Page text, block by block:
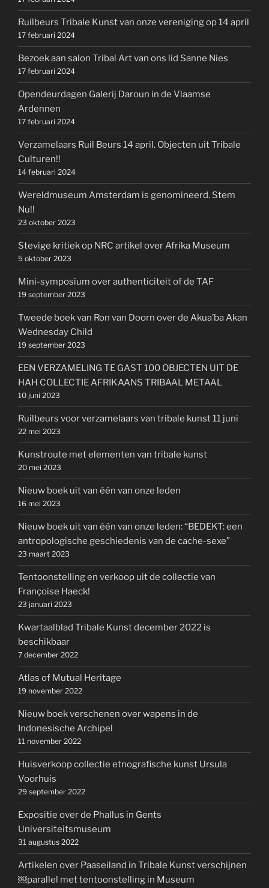
Ruilbeurs Tribale Kunst van onze vereniging op 14 april
17 februari 2024
Bezoek aan salon Tribal Art van ons lid Sanne Nies
17 februari 2024
Opendeurdagen Galerij Daroun in de Vlaamse
Ardennen
17 februari 2024
Verzamelaars Ruil Beurs 14 april. Objecten uit Tribale
Culturen!!
14 februari 2024
Wereldmuseum Amsterdam is genomineerd. Stem
Nu!!
23 oktober 2023
Stevige kritiek op NRC artikel over Afrika Museum
5 oktober 2023
Mini-symposium over authenticiteit of de TAF
19 september 2023
Tweede boek van Ron van Doorn over de Akua’ba Akan
Wednesday Child
19 september 2023
EEN VERZAMELING TE GAST 100 OBJECTEN UIT DE
HAH COLLECTIE AFRIKAANS TRIBAAL METAAL
10 juni 2023
Ruilbeurs voor verzamelaars van tribale kunst 11 juni
22 mei 2023
Kunstroute met elementen van tribale kunst
20 mei 2023
Nieuw boek uit van één van onze leden
16 mei 2023
Nieuw boek uit van één van onze leden: “BEDEKT: een
antropologische geschiedenis van de cache-sexe”
23 maart 2023
Tentoonstelling en verkoop uit de collectie van
Françoise Haeck!
23 januari 2023
Kwartaalblad Tribale Kunst december 2022 is
beschikbaar
7 december 2022
Atlas of Mutual Heritage
19 november 2022
Nieuw boek verschenen over wapens in de
Indonesische Archipel
11 november 2022
Huisverkoop collectie etnografische kunst Ursula
Voorhuis
29 september 2022
Expositie over de Phallus in Gents
Universiteitsmuseum
31 augustus 2022
Artikelen over Paaseiland in Tribale Kunst verschijnen
￼parallel met tentoonstelling in Museum